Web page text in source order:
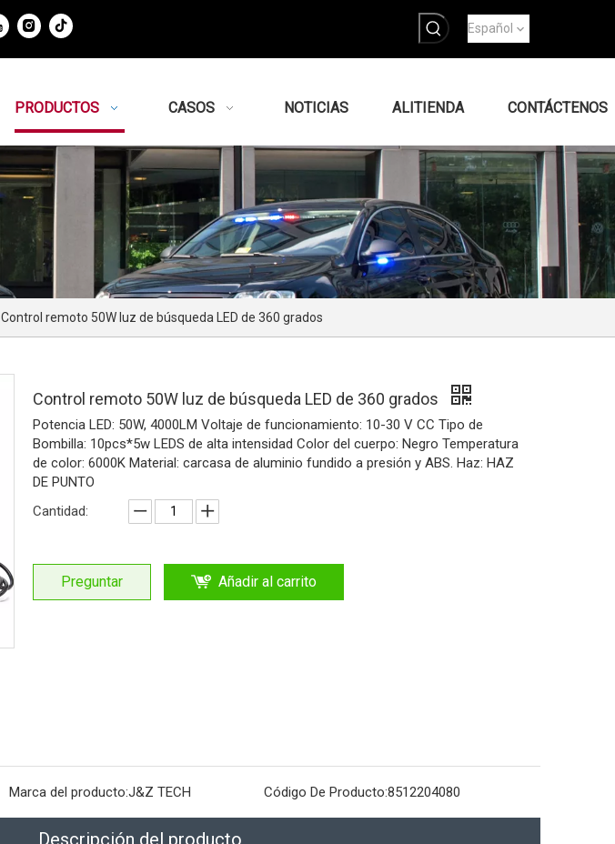
Español
PRODUCTOS CASOS NOTICIAS ALITIENDA CONTÁCTENOS
Control remoto 50W luz de búsqueda LED de 360 ​​grados
Control remoto 50W luz de búsqueda LED de 360 ​​grados
Potencia LED: 50W, 4000LM Voltaje de funcionamiento: 10-30 V CC Tipo de
Bombilla: 10pcs*5w LEDS de alta intensidad Color del cuerpo: Negro Temperatura
de color: 6000K Material: carcasa de aluminio fundido a presión y ABS. Haz: HAZ
DE PUNTO
Cantidad:
Preguntar Añadir al carrito
Marca del producto:J&Z TECH Código De Producto:8512204080
Descripción del producto